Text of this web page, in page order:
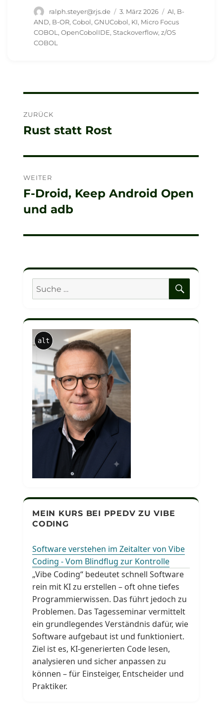
Autor
ralph.steyer@rjs.de
Veröffentlicht
am
3. März 2026 Schlagwörter
AI, B-
AND, B-OR,Cobol,GNUCobol, KI, Micro Focus
COBOL ,OpenCobolIDE,Stackoverflow,z/OS
COBOL
ZURÜCK
Vorheriger
Rust statt Rost
WEITER
Nächster
Beitrag:
F-Droid, Keep Android Open
und adb
Suche
nach:
alt
MEIN KURS BEI PPEDV ZU VIBE
CODING
Software verstehen im Zeitalter von Vibe
Coding - Vom Blindflug zur Kontrolle
„Vibe Coding“ bedeutet schnell Software
rein mit KI zu erstellen – oft ohne tiefes
Programmierwissen. Das führt jedoch zu
Problemen. Das Tagesseminar vermittelt
ein grundlegendes Verständnis dafür, wie
Software aufgebaut ist und funktioniert.
Ziel ist es, KI-generierten Code lesen,
analysieren und sicher anpassen zu
können – für Einsteiger, Entscheider und
Praktiker.